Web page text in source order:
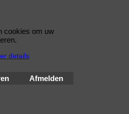
cookies om uw
details
Afmelden